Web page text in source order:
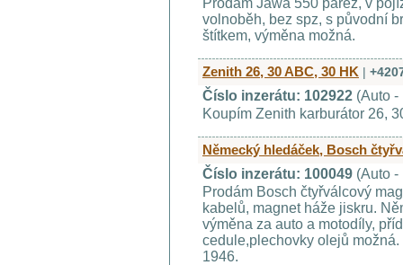
Prodám Jawa 550 pařez, v
volnoběh, bez spz, s původní
štítkem, výměna možná.
Zenith 26, 30 ABC, 30 HK |
Číslo inzerátu: 102922 (Auto -
Koupím Zenith karburátor 26,
Německý hledáček, Bosch
Číslo inzerátu: 100049 (Auto -
Prodám Bosch čtyřválcový
kabelů, magnet háže jiskru.
výměna za auto a motodíly,
cedule,plechovky olejů
1946.